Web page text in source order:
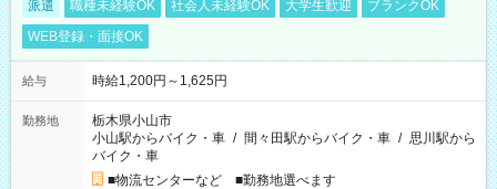
派遣 職種未経験OK 社会人未経験OK 大学生歓迎
ブランクOK
WEB登録・面接OK
給与 時給1,200円～1,625円
勤務地
栃木県小山市
小山駅からバイク・車 / 間々田駅からバイク・車 / 思川駅から
バイク・車
■物流センターなど ■勤務地選べます